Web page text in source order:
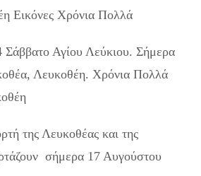
Εικόνες Χρόνια Πολλά
Αγίου Λεύκιου. Σήμερα
Λευκοθέη. Χρόνια Πολλά
της Λευκοθέας και της
σήμερα 17 Αυγούστου